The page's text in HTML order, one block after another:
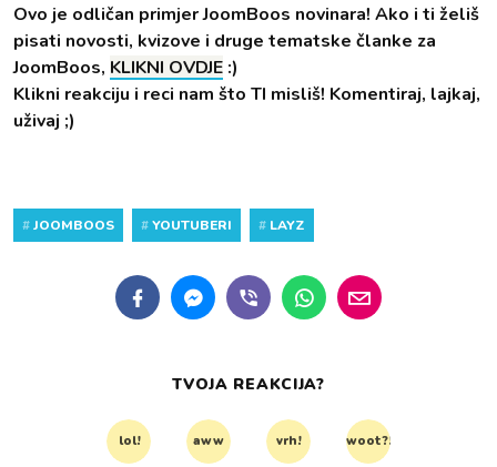
Ovo je odličan primjer JoomBoos novinara! Ako i ti želiš
pisati novosti, kvizove i druge tematske članke za
JoomBoos, KLIKNI OVDJE :)
Klikni reakciju i reci nam što TI misliš! Komentiraj, lajkaj,
uživaj ;)
#JOOMBOOS #YOUTUBERI # LAYZ
TVOJA REAKCIJA?
lol! aww vrh! woot?!